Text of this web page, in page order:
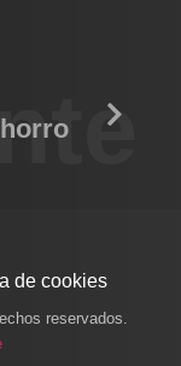
de cookies
reservados.